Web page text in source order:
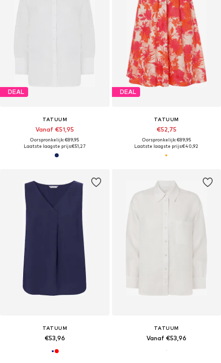
DEAL
TATUUM
Vanaf €51,95
Oorspronkelijk: €89,95
Laatste laagste prijs:€51,27
DEAL
TATUUM
€52,75
Oorspronkelijk: €89,95
Laatste laagste prijs:€40,92
TATUUM
€53,96
TATUUM
Vanaf €53,96